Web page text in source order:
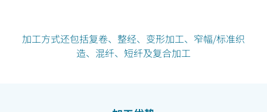
加工方式还包括复卷、整经、变形加工、窄幅/标准织
造、混纤、短纤及复合加工